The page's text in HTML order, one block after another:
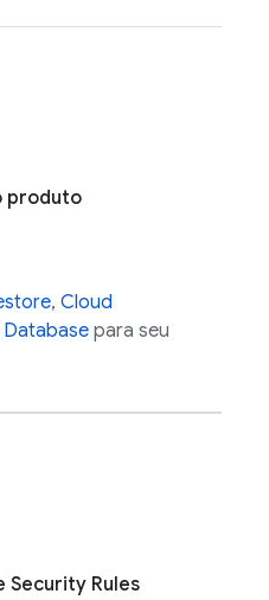
produto
, Cloud
Databasepara seu
Security Rules